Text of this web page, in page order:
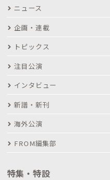
ニュース
企画・連載
トピックス
注目公演
インタビュー
新譜・新刊
海外公演
FROM編集部
特集・特設